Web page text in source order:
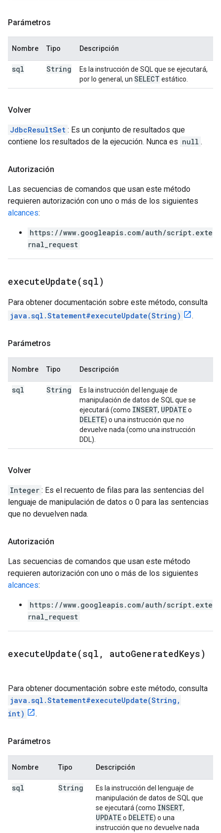
Parámetros
Nombre Tipo Descripción
sql String
Es la instrucción de SQL que se ejecutará,
por lo general, un SELECT estático.
Volver
JdbcResultSet : Es un conjunto de resultados que
contiene los resultados de la ejecución. Nunca es null .
Autorización
Las secuencias de comandos que usan este método
requieren autorización con uno o más de los siguientes
alcances:
https://www.googleapis.com/auth/script.exte
rnal_request
executeUpdate(sql)
Para obtener documentación sobre este método, consulta
java.sql.Statement#executeUpdate(String)
.
Parámetros
Nombre Tipo Descripción
sql String
Es la instrucción del lenguaje de
manipulación de datos de SQL que se
ejecutará (como INSERT, UPDATEo
DELETE) o una instrucción que no
devuelve nada (como una instrucción
DDL).
Volver
Integer : Es el recuento de filas para las sentencias del
lenguaje de manipulación de datos o 0 para las sentencias
que no devuelven nada.
Autorización
Las secuencias de comandos que usan este método
requieren autorización con uno o más de los siguientes
alcances:
https://www.googleapis.com/auth/script.exte
rnal_request
executeUpdate(sql , autoGeneratedKeys)
Para obtener documentación sobre este método, consulta
java.sql.Statement#executeUpdate(String,
int)
.
Parámetros
Nombre Tipo Descripción
sql String
Es la instrucción del lenguaje de
manipulación de datos de SQL que
se ejecutará (como INSERT,
UPDATEo DELETE) o una
instrucción que no devuelve nada